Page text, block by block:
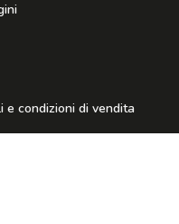
e condizioni di vendita